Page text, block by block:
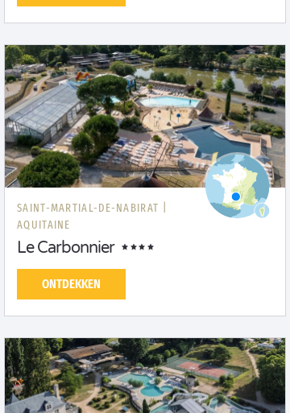
SAINT-MARTIAL-DE-NABIRAT |
AQUITAINE
Le Carbonnier
ONTDEKKEN